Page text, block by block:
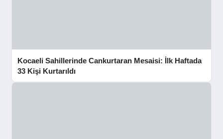
Kocaeli Sahillerinde Cankurtaran Mesaisi: İlk Haftada
33 Kişi Kurtarıldı